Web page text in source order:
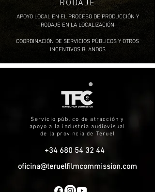
RODAJE
APOYO LOCAL EN EL PROCESO DE PRODUCCIÓN Y
RODAJE EN LA LOCALIZACIÓN
COORDINACIÓN DE SERVICIOS PÚBLICOS Y OTROS
INCENTIVOS BLANDOS
Servicio público de atracción y
apoyo a la industria audiovisual
de la provincia de Teruel
+34 680 54 32 44
oficina@teruelfilmcommission.com